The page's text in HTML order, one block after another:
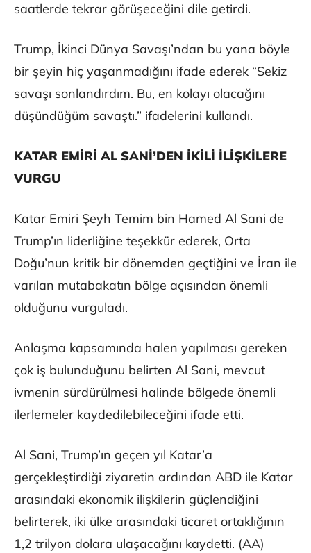
saatlerde tekrar görüşeceğini dile getirdi.
Trump, İkinci Dünya Savaşı’ndan bu yana böyle
bir şeyin hiç yaşanmadığını ifade ederek “Sekiz
savaşı sonlandırdım. Bu, en kolayı olacağını
düşündüğüm savaştı.” ifadelerini kullandı.
KATAR EMİRİ AL SANİ’DEN İKİLİ İLİŞKİLERE
VURGU
Katar Emiri Şeyh Temim bin Hamed Al Sani de
Trump’ın liderliğine teşekkür ederek, Orta
Doğu’nun kritik bir dönemden geçtiğini ve İran ile
varılan mutabakatın bölge açısından önemli
olduğunu vurguladı.
Anlaşma kapsamında halen yapılması gereken
çok iş bulunduğunu belirten Al Sani, mevcut
ivmenin sürdürülmesi halinde bölgede önemli
ilerlemeler kaydedilebileceğini ifade etti.
Al Sani, Trump’ın geçen yıl Katar’a
gerçekleştirdiği ziyaretin ardından ABD ile Katar
arasındaki ekonomik ilişkilerin güçlendiğini
belirterek, iki ülke arasındaki ticaret ortaklığının
1,2 trilyon dolara ulaşacağını kaydetti. (AA)